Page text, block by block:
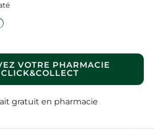
VOTRE PHARMACIE
CLICK&COLLECT
gratuit en pharmacie